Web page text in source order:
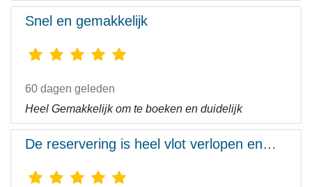
Snel en gemakkelijk
60 dagen geleden
Heel Gemakkelijk om te boeken en duidelijk
De reservering is heel vlot verlopen en…